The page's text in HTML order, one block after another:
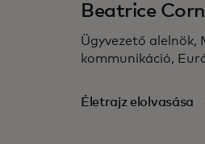
Beatrice
Ügyvezető alelnök,
kommunikáció,
Életrajz elolvasása